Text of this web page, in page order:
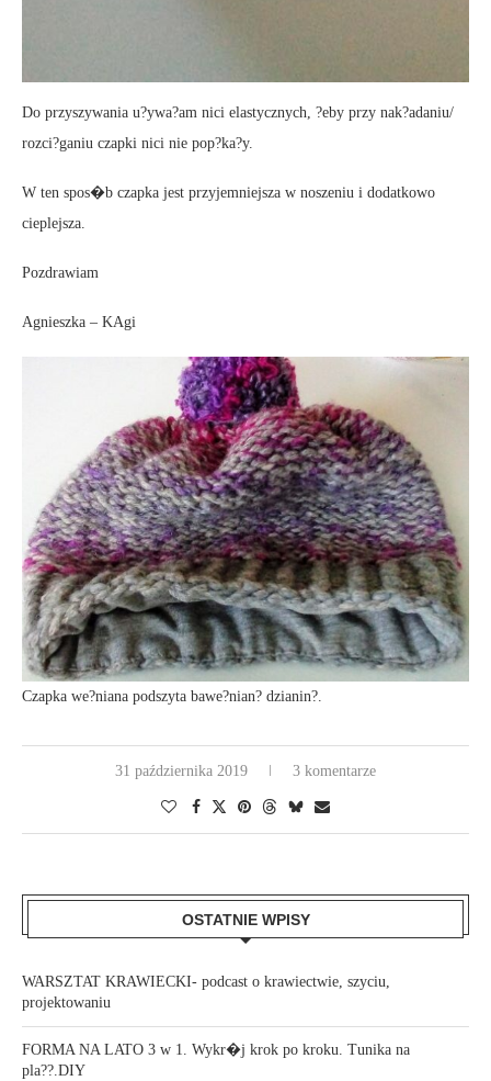
Do przyszywania u?ywa?am nici elastycznych, ?eby przy nak?adaniu/
rozci?ganiu czapki nici nie pop?ka?y.
W ten spos�b czapka jest przyjemniejsza w noszeniu i dodatkowo
cieplejsza.
Pozdrawiam
Agnieszka – KAgi
Czapka we?niana podszyta bawe?nian? dzianin?.
31 października 2019 3 komentarze
OSTATNIE WPISY
WARSZTAT KRAWIECKI- podcast o krawiectwie, szyciu,
projektowaniu
FORMA NA LATO 3 w 1. Wykr�j krok po kroku. Tunika na
pla??.DIY